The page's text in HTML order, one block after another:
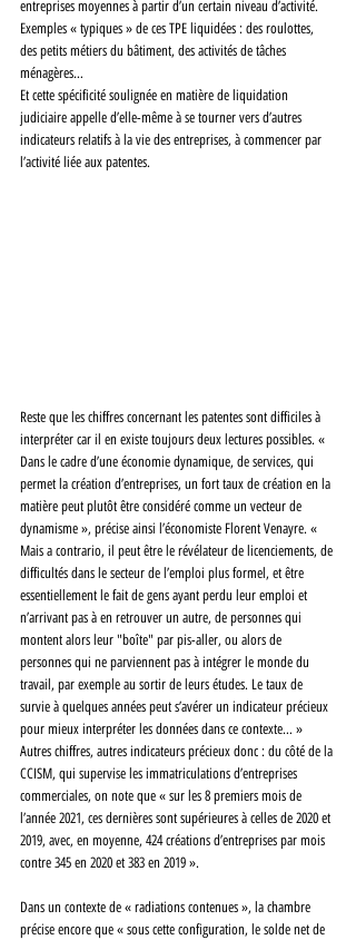
entreprises moyennes à partir d’un certain niveau d’activité.
Exemples « typiques » de ces TPE liquidées : des roulottes,
des petits métiers du bâtiment, des activités de tâches
ménagères…
Et cette spécificité soulignée en matière de liquidation
judiciaire appelle d’elle-même à se tourner vers d’autres
indicateurs relatifs à la vie des entreprises, à commencer par
l’activité liée aux patentes.
Reste que les chiffres concernant les patentes sont difficiles à
interpréter car il en existe toujours deux lectures possibles. «
Dans le cadre d’une économie dynamique, de services, qui
permet la création d’entreprises, un fort taux de création en la
matière peut plutôt être considéré comme un vecteur de
dynamisme », précise ainsi l’économiste Florent Venayre. «
Mais a contrario, il peut être le révélateur de licenciements, de
difficultés dans le secteur de l’emploi plus formel, et être
essentiellement le fait de gens ayant perdu leur emploi et
n’arrivant pas à en retrouver un autre, de personnes qui
montent alors leur "boîte" par pis-aller, ou alors de
personnes qui ne parviennent pas à intégrer le monde du
travail, par exemple au sortir de leurs études. Le taux de
survie à quelques années peut s’avérer un indicateur précieux
pour mieux interpréter les données dans ce contexte… »
Autres chiffres, autres indicateurs précieux donc : du côté de la
CCISM, qui supervise les immatriculations d’entreprises
commerciales, on note que « sur les 8 premiers mois de
l’année 2021, ces dernières sont supérieures à celles de 2020 et
2019, avec, en moyenne, 424 créations d’entreprises par mois
contre 345 en 2020 et 383 en 2019 ».
Dans un contexte de « radiations contenues », la chambre
précise encore que « sous cette configuration, le solde net de